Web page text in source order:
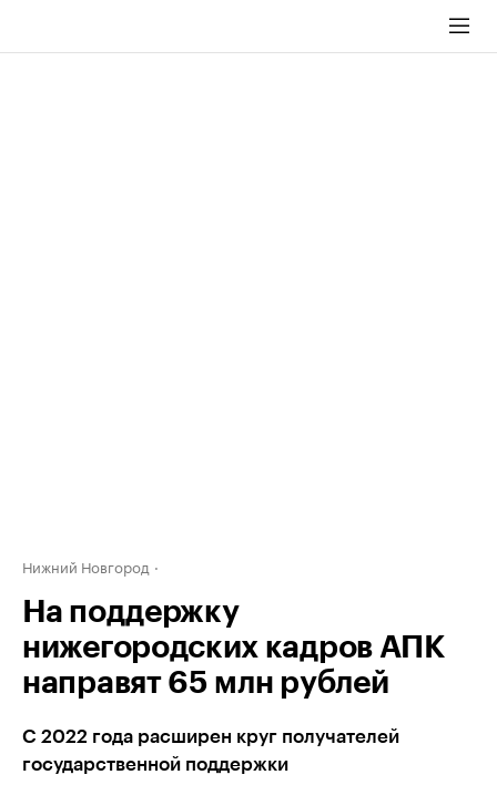
Нижний Новгород
На поддержку
нижегородских кадров АПК
направят 65 млн рублей
С 2022 года расширен круг получателей
государственной поддержки